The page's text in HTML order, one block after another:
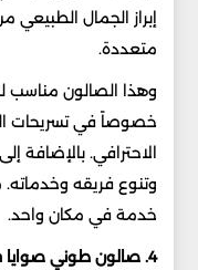
إبراز الجمال الطبيعي
متعددة.
وهذا الصالون مناسب
خصوصاً في تسريحات
الاحترافي. بالإضافة
وتنوع فريقه وخدماته.
خدمة في مكان واحد.
4. صالون طوني صوايا Tony Sawaya Salon